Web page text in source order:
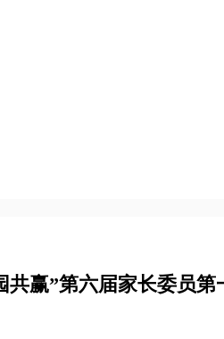
赢”第六届家长委员第